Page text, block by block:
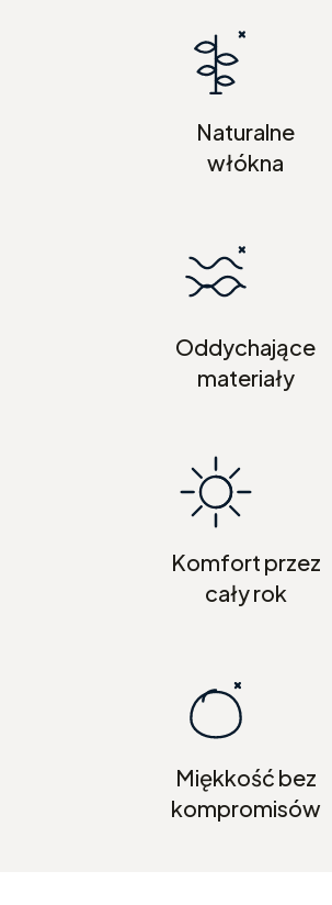
Naturalne
włókna
Oddychające
materiały
Komfort przez
cały rok
Miękkość bez
kompromisów